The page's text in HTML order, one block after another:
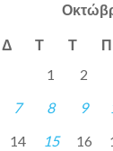
Δ Τ Τ Π
1 2
7
8 9
14
15 16